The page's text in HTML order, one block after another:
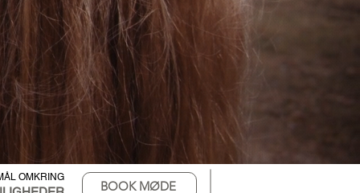
OMKRING
BOOK MØDE